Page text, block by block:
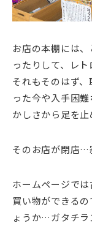
お店の本棚には
ったりして、レト
それもそのはず
った今や入手困
かしさから足を止
そのお店が閉店…
ホームページで
買い物ができる
ょうか…ガタチラ